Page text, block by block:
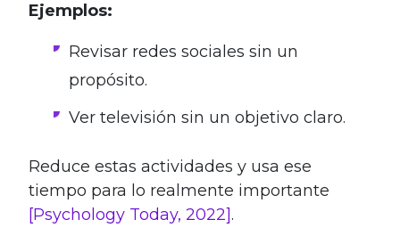
Ejemplos:
Revisar redes sociales sin un
propósito.
Ver televisión sin un objetivo claro.
Reduce estas actividades y usa ese
tiempo para lo realmente importante
[Psychology Today, 2022].